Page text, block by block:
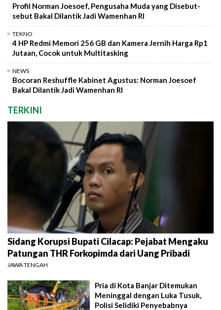
Profil Norman Joesoef, Pengusaha Muda yang Disebut-
sebut Bakal Dilantik Jadi Wamenhan RI
TEKNO
4 HP Redmi Memori 256 GB dan Kamera Jernih Harga Rp1
Jutaan, Cocok untuk Multitasking
NEWS
Bocoran Reshuffle Kabinet Agustus: Norman Joesoef
Bakal Dilantik Jadi Wamenhan RI
TERKINI
Sidang Korupsi Bupati Cilacap: Pejabat Mengaku
Patungan THR Forkopimda dari Uang Pribadi
JAWA TENGAH
Pria di Kota Banjar Ditemukan
Meninggal dengan Luka Tusuk,
Polisi Selidiki Penyebabnya